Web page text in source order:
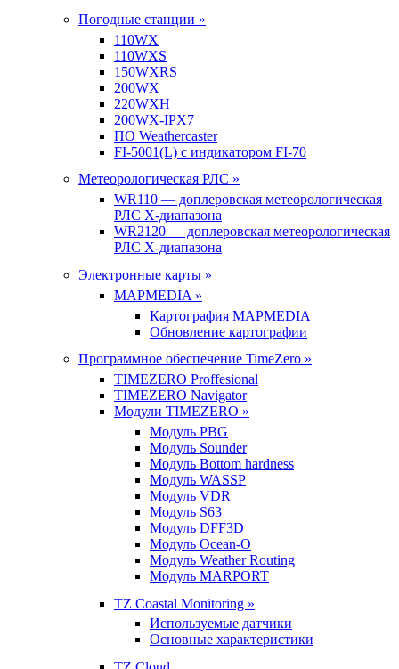
Погодные станции »
110WX
110WXS
150WXRS
200WX
220WXH
200WX-IPX7
ПО Weathercaster
FI-5001(L) с индикатором FI-70
Метеорологическая РЛС »
WR110 — доплеровская метеорологическая
РЛС X-диапазона
WR2120 — доплеровская метеорологическая
РЛС X-диапазона
Электронные карты »
MAPMEDIA »
Картография MAPMEDIA
Обновление картографии
Программное обеспечение TimeZero »
TIMEZERO Proffesional
TIMEZERO Navigator
Модули TIMEZERO »
Модуль PBG
Модуль Sounder
Модуль Bottom hardness
Модуль WASSP
Модуль VDR
Модуль S63
Модуль DFF3D
Модуль Ocean-O
Модуль Weather Routing
Модуль MARPORT
TZ Coastal Monitoring »
Используемые датчики
Основные характеристики